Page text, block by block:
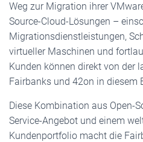
Weg zur Migration ihrer
Source-Cloud-Lösungen –
Migrationsdienstleistungen,
virtueller Maschinen und
Kunden können direkt von der
Fairbanks und 42on in diesem
Diese Kombination aus Open-
Service-Angebot und einem
Kundenportfolio macht die